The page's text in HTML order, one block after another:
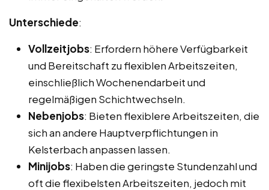
Unterschiede:
Vollzeitjobs: Erfordern höhere Verfügbarkeit
und Bereitschaft zu flexiblen Arbeitszeiten,
einschließlich Wochenendarbeit und
regelmäßigen Schichtwechseln.
Nebenjobs: Bieten flexiblere Arbeitszeiten, die
sich an andere Hauptverpflichtungen in
Kelsterbach anpassen lassen.
Minijobs: Haben die geringste Stundenzahl und
oft die flexibelsten Arbeitszeiten, jedoch mit